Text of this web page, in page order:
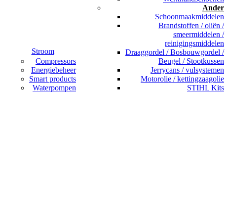
Stroom
Compressors
Energiebeheer
Smart products
Waterpompen
Ander
Schoonmaakmiddelen
Brandstoffen / oliën /
smeermiddelen /
reinigingsmiddelen
Draaggordel / Bosbouwgordel /
Beugel / Stootkussen
Jerrycans / vulsystemen
Motorolie / kettingzaagolie
STIHL Kits